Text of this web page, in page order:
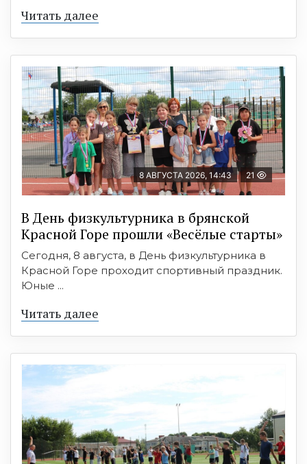
Читать далее
8 АВГУСТА 2026, 14:43 21
В День физкультурника в брянской
Красной Горе прошли «Весёлые старты»
Сегодня, 8 августа, в День физкультурника в
Красной Горе проходит спортивный праздник.
Юные ...
Читать далее